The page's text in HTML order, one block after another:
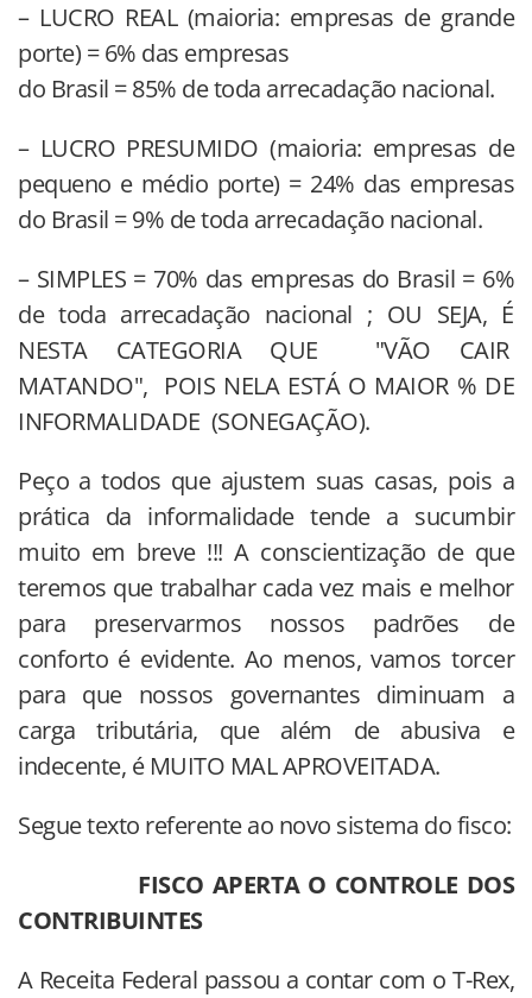
– LUCRO REAL (maioria: empresas de grande
porte) = 6% das empresas
do Brasil = 85% de toda arrecadação nacional.
– LUCRO PRESUMIDO (maioria: empresas de
pequeno e médio porte) = 24% das empresas
do Brasil = 9% de toda arrecadação nacional.
– SIMPLES = 70% das empresas do Brasil = 6%
de toda arrecadação nacional ; OU SEJA, É
NESTA CATEGORIA QUE "VÃO CAIR
MATANDO", POIS NELA ESTÁ O MAIOR % DE
INFORMALIDADE (SONEGAÇÃO).
Peço a todos que ajustem suas casas, pois a
prática da informalidade tende a sucumbir
muito em breve !!! A conscientização de que
teremos que trabalhar cada vez mais e melhor
para preservarmos nossos padrões de
conforto é evidente. Ao menos, vamos torcer
para que nossos governantes diminuam a
carga tributária, que além de abusiva e
indecente, é MUITO MAL APROVEITADA.
Segue texto referente ao novo sistema do fisco:
FISCO APERTA O CONTROLE DOS
CONTRIBUINTES
A Receita Federal passou a contar com o T-Rex,